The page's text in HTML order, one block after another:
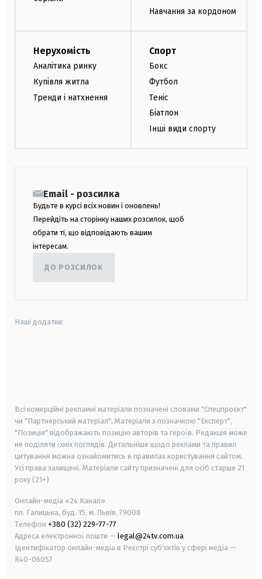
Навчання за кордоном
Нерухомість
Аналітика ринку
Купівля житла
Тренди і натхнення
Спорт
Бокс
Футбол
Теніс
Біатлон
Інші види спорту
Email - розсилка
Будьте в курсі всіх новин і оновлень!
Перейдіть на сторінку наших розсилок, щоб
обрати ті, що відповідають вашим
інтересам.
ДО РОЗСИЛОК
Наші додатки:
Всі комерційні рекламні матеріали позначені словами "Спецпроєкт"
чи "Партнерський матеріал". Матеріали з позначкою "Експерт",
"Позиція" відображають позицію авторів та героїв. Редакція може
не поділяти їхніх поглядів. Детальніше щодо реклами та правил
цитування можна ознайомитись в правилах користування сайтом.
Усі права захищені. Матеріали сайту призначені для осіб старше 21
року (21+)
Онлайн-медіа «24 Канал»
пл. Галицька, буд. 15, м. Львів, 79008
Телефон +380 (32) 229-77-77
Адреса електронної пошти — legal@24tv.com.ua
Ідентифікатор онлайн-медіа в Реєстрі суб'єктів у сфері медіа —
R40-06057